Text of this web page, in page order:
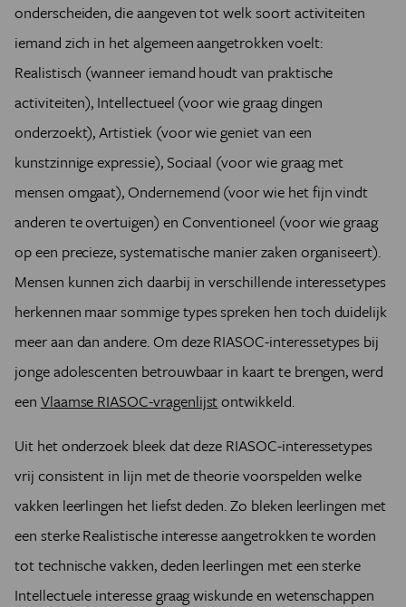
onderscheiden, die aangeven tot welk soort activiteiten
iemand zich in het algemeen aangetrokken voelt:
Realistisch (wanneer iemand houdt van praktische
activiteiten), Intellectueel (voor wie graag dingen
onderzoekt), Artistiek (voor wie geniet van een
kunstzinnige expressie), Sociaal (voor wie graag met
mensen omgaat), Ondernemend (voor wie het fijn vindt
anderen te overtuigen) en Conventioneel (voor wie graag
op een precieze, systematische manier zaken organiseert).
Mensen kunnen zich daarbij in verschillende interessetypes
herkennen maar sommige types spreken hen toch duidelijk
meer aan dan andere. Om deze RIASOC-interessetypes bij
jonge adolescenten betrouwbaar in kaart te brengen, werd
een Vlaamse RIASOC-vragenlijstontwikkeld.
Uit het onderzoek bleek dat deze RIASOC-interessetypes
vrij consistent in lijn met de theorie voorspelden welke
vakken leerlingen het liefst deden. Zo bleken leerlingen met
een sterke Realistische interesse aangetrokken te worden
tot technische vakken, deden leerlingen met een sterke
Intellectuele interesse graag wiskunde en wetenschappen